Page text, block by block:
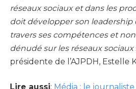
réseaux sociaux et dans les
doit développer son leadership
travers ses compétences et
dénudé sur les réseaux sociaux
présidente de l’AJPDH, Estelle
Lire aussi: Média : le